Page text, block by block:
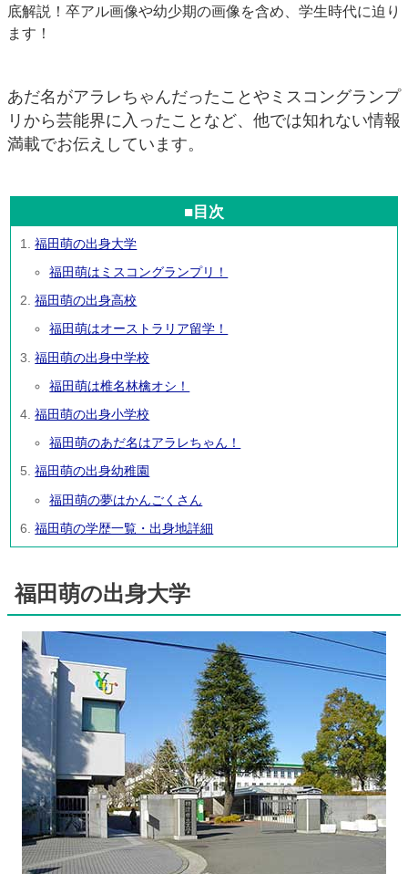
底解説！卒アル画像や幼少期の画像を含め、学生時代に迫り
ます！
あだ名がアラレちゃんだったことやミスコングランプ
リから芸能界に入ったことなど、他では知れない情報
満載でお伝えしています。
■目次
福田萌の出身大学
福田萌はミスコングランプリ！
福田萌の出身高校
福田萌はオーストラリア留学！
福田萌の出身中学校
福田萌は椎名林檎オシ！
福田萌の出身小学校
福田萌のあだ名はアラレちゃん！
福田萌の出身幼稚園
福田萌の夢はかんごくさん
福田萌の学歴一覧・出身地詳細
福田萌の出身大学